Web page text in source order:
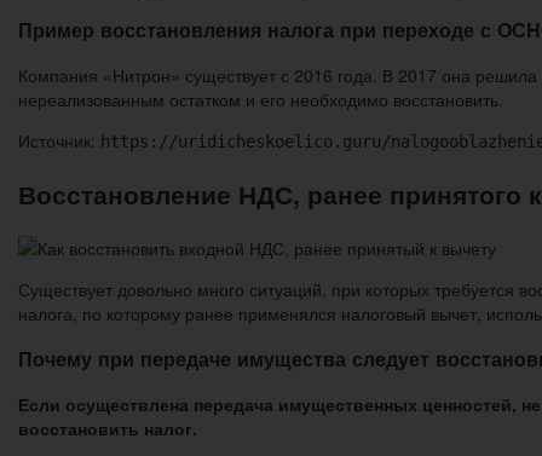
Пример восстановления налога при переходе с
Компания «Нитрон» существует с 2016 года. В 2017 она
нереализованным остатком и его необходимо восстановить.
Источник: https://uridicheskoelico.guru/
Восстановление НДС, ранее принятого
Существует довольно много ситуаций, при которых требуется
налога, по которому ранее применялся налоговый вычет,
Почему при передаче имущества следует
Если осуществлена передача имущественных ценностей,
восстановить налог.